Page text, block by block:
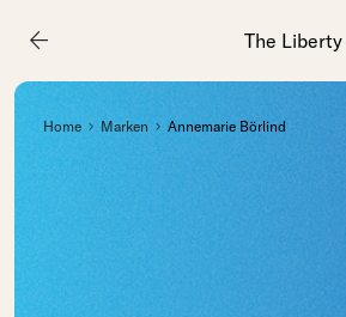
arrow_back The
Home Marken Annemarie Börlind